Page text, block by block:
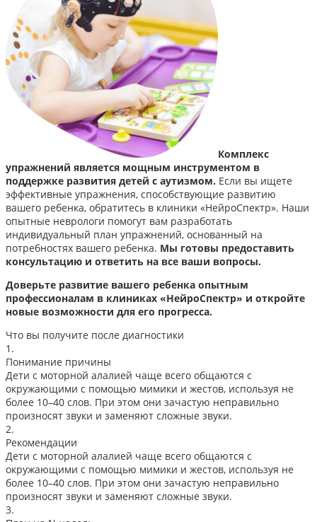
Комплекс
упражнений является мощным инструментом в
поддержке развития детей с аутизмом. Если вы ищете
эффективные упражнения, способствующие развитию
вашего ребенка, обратитесь в клиники «НейроСпектр». Наши
опытные неврологи помогут вам разработать
индивидуальный план упражнений, основанный на
потребностях вашего ребенка. Мы готовы предоставить
консультацию и ответить на все ваши вопросы.
Доверьте развитие вашего ребенка опытным
профессионалам в клиниках «НейроСпектр» и откройте
новые возможности для его прогресса.
Что вы получите после диагностики
1.
Понимание причины
Дети с моторной алалией чаще всего общаются с
окружающими с помощью мимики и жестов, используя не
более 10–40 слов. При этом они зачастую неправильно
произносят звуки и заменяют сложные звуки.
2.
Рекомендации
Дети с моторной алалией чаще всего общаются с
окружающими с помощью мимики и жестов, используя не
более 10–40 слов. При этом они зачастую неправильно
произносят звуки и заменяют сложные звуки.
3.